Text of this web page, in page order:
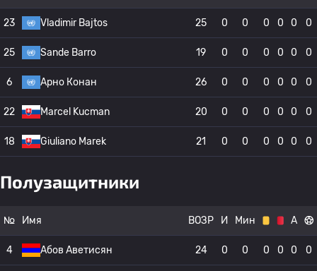
23 Vladimir Bajtos 25 0 0 0 0 0 0
25 Sande Barro 19 0 0 0 0 0 0
6 Арно Конан 26 0 0 0 0 0 0
22 Marcel Kucman 20 0 0 0 0 0 0
18 Giuliano Marek 21 0 0 0 0 0 0
Полузащитники
№ Имя ВОЗР И Мин А
4 Абов Аветисян 24 0 0 0 0 0 0